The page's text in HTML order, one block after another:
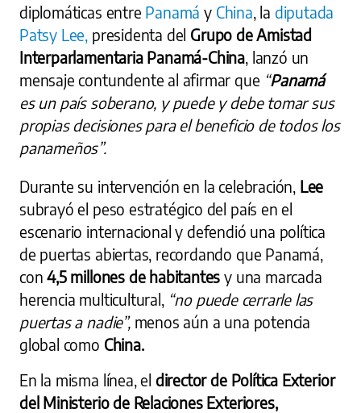
diplomáticas entre Panamá yChina , la diputada
Patsy Lee, presidenta del Grupo de Amistad
Interparlamentaria Panamá-China , lanzó un
mensaje contundente al afirmar que “Panamá
es un país soberano, y puede y debe tomar sus
propias decisiones para el beneficio de todos los
panameños”.
Durante su intervención en la celebración, Lee
subrayó el peso estratégico del país en el
escenario internacional y defendió una política
de puertas abiertas, recordando que Panamá,
con4,5 millones de habitantesy una marcada
herencia multicultural, “no puede cerrarle las
puertas a nadie”, menos aún a una potencia
global como China.
En la misma línea, el director de Política Exterior
del Ministerio de Relaciones Exteriores,